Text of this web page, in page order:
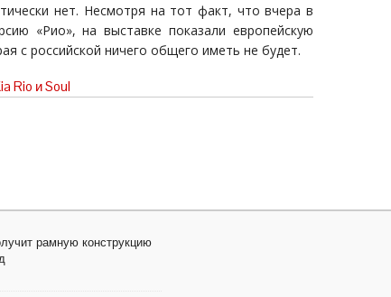
нет. Несмотря на тот факт, что вчера в
«Рио», на выставке показали европейскую
с российской ничего общего иметь не будет.
Rio и Soul
рамную конструкцию